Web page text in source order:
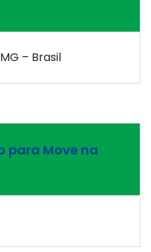
– Brasil
para Move na